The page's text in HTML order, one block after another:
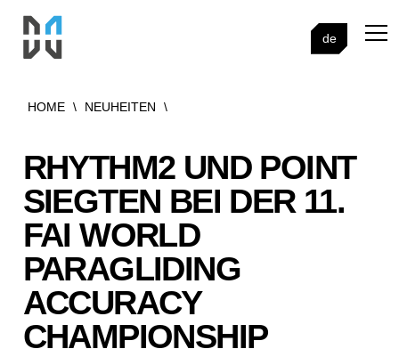
de
HOME \ NEUHEITEN \
RHYTHM2 UND POINT
SIEGTEN BEI DER 11.
FAI WORLD
PARAGLIDING
ACCURACY
CHAMPIONSHIP